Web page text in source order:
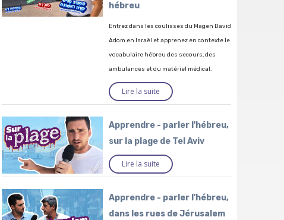
hébreu
Entrez dans les coulisses du Magen David
Adom en Israël et apprenez en contexte le
vocabulaire hébreu des secours, des
ambulances et du matériel médical.
Lire la suite
Apprendre - parler l'hébreu,
sur la plage de Tel Aviv
Lire la suite
Apprendre - parler l'hébreu,
dans les rues de Jérusalem